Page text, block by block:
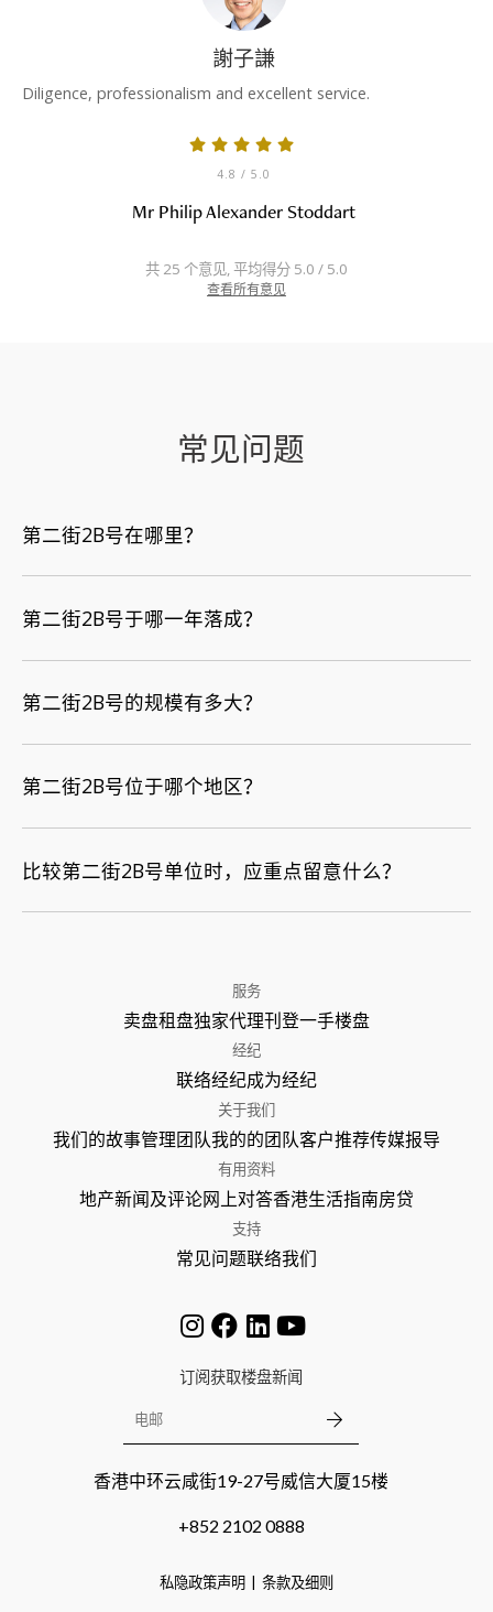
謝子謙
Diligence, professionalism and excellent service.
4.8 / 5.0
Mr Philip Alexander Stoddart
共 25 个意见, 平均得分 5.0 / 5.0
查看所有意见
常见问题
第二街2B号在哪里？
第二街2B号于哪一年落成？
第二街2B号的规模有多大？
第二街2B号位于哪个地区？
比较第二街2B号单位时，应重点留意什么？
服务
卖盘租盘独家代理刊登一手楼盘
经纪
联络经纪成为经纪
关于我们
我们的故事管理团队我的的团队客户推荐传媒报导
有用资料
地产新闻及评论网上对答香港生活指南房贷
支持
常见问题联络我们
订阅获取楼盘新闻
香港中环云咸街19-27号威信大厦15楼
+852 2102 0888
私隐政策声明 条款及细则